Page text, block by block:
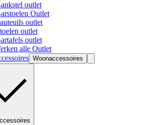
outlet
Outlet
outlet
outlet
outlet
alle Outlet
Woonaccessoires